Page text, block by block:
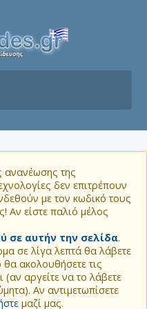
ανανέωσης της
δεν επιτρέπουν
με τον κωδικό τους
Αν είστε παλιό μέλος
σε αυτήν την σελίδα.
σε λίγα λεπτά θα λάβετε
ακολουθήσετε τις
αργείτε να το λάβετε
Αν αντιμετωπίσετε
μαζί μας.